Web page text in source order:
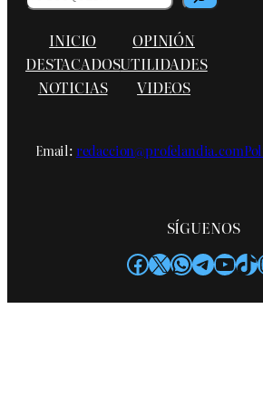
INICIO
DESTACADOS
NOTICIAS
OPINIÓN
UTILIDADES
VIDEOS
Email:redaccion@profelandia.com
SÍGUENOS
Facebook
X